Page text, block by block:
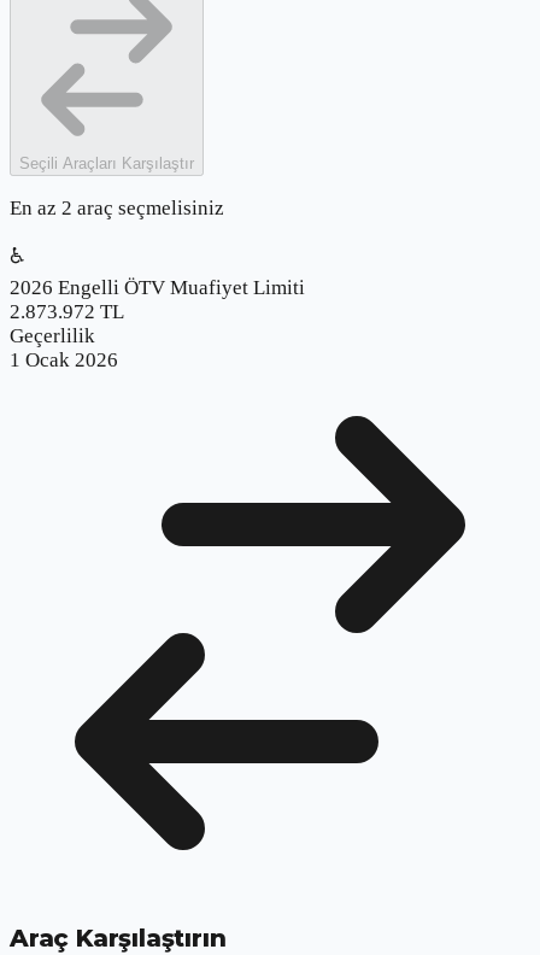
Seçili Araçları Karşılaştır
En az 2 araç seçmelisiniz
♿
2026 Engelli ÖTV Muafiyet Limiti
2.873.972 TL
Geçerlilik
1 Ocak 2026
Araç Karşılaştırın